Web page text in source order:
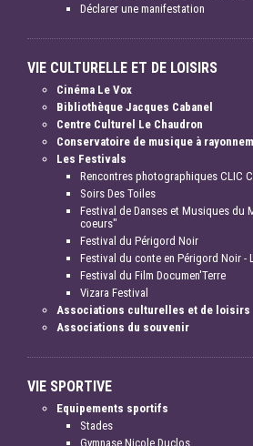
Déclarer une manifestation
VIE CULTURELLE ET DE LOISIRS
Cinéma Le Vox
Bibliothèque Jacques Cabanel
Centre Culturel Le Chaudron
Conservatoire de musique à
Les Festivals
Rencontres photographiques CLIC
Soirs Des Toiles
Festival de Danses et Musiques du
coeurs"
Festival du Périgord Noir
Festival du conte en Périgord Noir -
Festival du Film Documen'Terre
Vizara Festival
Associations culturelles et de loisirs
Associations du souvenir
VIE SPORTIVE
Equipements sportifs
Stades
Gymnase Nicole Duclos